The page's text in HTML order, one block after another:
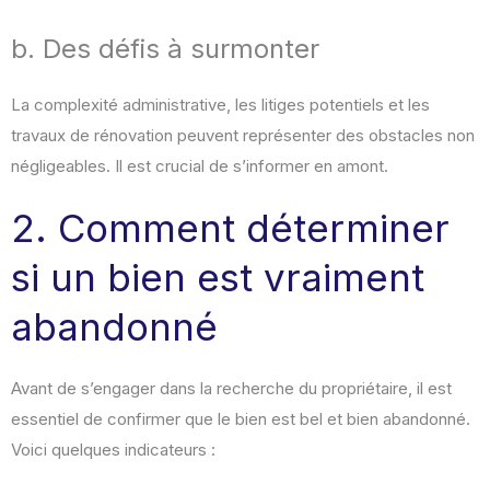
b. Des défis à surmonter
La complexité administrative, les litiges potentiels et les
travaux de rénovation peuvent représenter des obstacles non
négligeables. Il est crucial de s’informer en amont.
2. Comment déterminer
si un bien est vraiment
abandonné
Avant de s’engager dans la recherche du propriétaire, il est
essentiel de confirmer que le bien est bel et bien abandonné.
Voici quelques indicateurs :